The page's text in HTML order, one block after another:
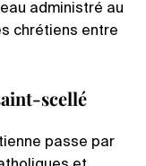
administré au
chrétiens entre
scellé
passe par